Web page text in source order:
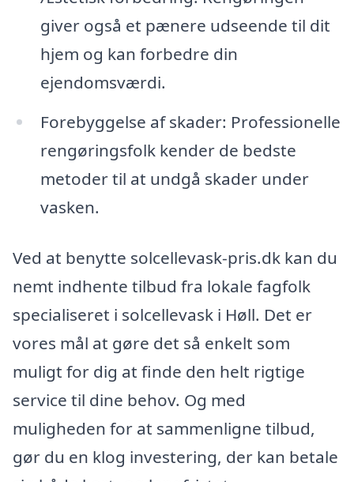
giver også et pænere udseende til dit
hjem og kan forbedre din
ejendomsværdi.
Forebyggelse af skader: Professionelle
rengøringsfolk kender de bedste
metoder til at undgå skader under
vasken.
Ved at benytte solcellevask-pris.dk kan du
nemt indhente tilbud fra lokale fagfolk
specialiseret i solcellevask i Høll. Det er
vores mål at gøre det så enkelt som
muligt for dig at finde den helt rigtige
service til dine behov. Og med
muligheden for at sammenligne tilbud,
gør du en klog investering, der kan betale